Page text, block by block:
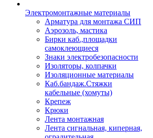
Электромонтажные материалы
Арматура для монтажа СИП
Аэрозоль, мастика
Бирки каб.,площадки
самоклеющиеся
Знаки электробезопасности
Изоляторы, колпачки
Изоляционные материалы
Каб.бандаж.Стяжки
кабельные (хомуты)
Крепеж
Крюки
Лента монтажная
Лента сигнальная, киперная,